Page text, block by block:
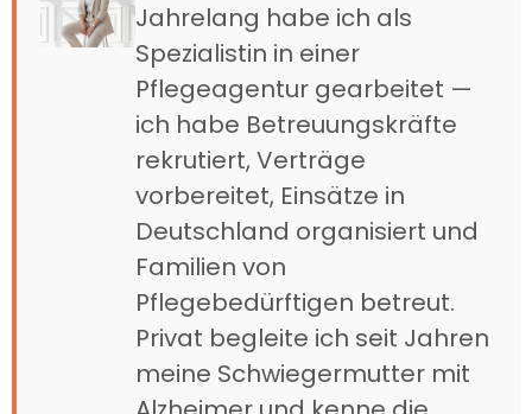
Jahrelang habe ich als
Spezialistin in einer
Pflegeagentur gearbeitet —
ich habe Betreuungskräfte
rekrutiert, Verträge
vorbereitet, Einsätze in
Deutschland organisiert und
Familien von
Pflegebedürftigen betreut.
Privat begleite ich seit Jahren
meine Schwiegermutter mit